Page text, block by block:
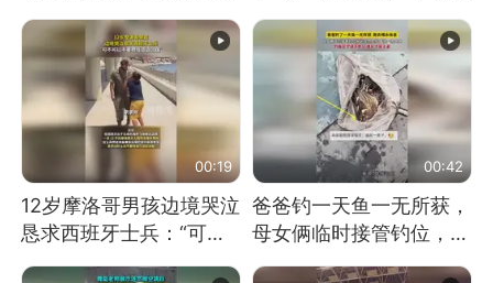
面馆已集体更换招牌
像了～你是吃古筝长大的
吗？”“或将成为首位考级
不带古筝的选手。”（来
源：新华每日电讯）
00:19
12岁摩洛哥男孩边境哭泣
恳求西班牙士兵：“可不
可以不要把我遣返回国”
00:42
爸爸钓一天鱼一无所获，
母女俩临时接管钓位，用
玩具鱼竿钓上大鱼